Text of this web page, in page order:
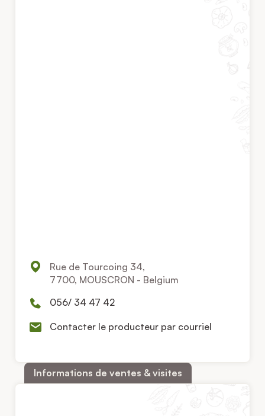
Rue de Tourcoing 34,
7700, MOUSCRON - Belgium
056/ 34 47 42
Contacter le producteur par courriel
Informations de ventes & visites